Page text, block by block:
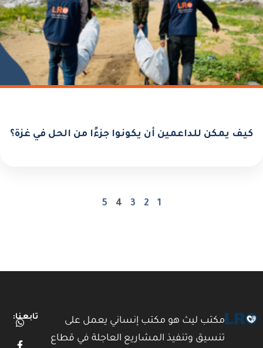
كيف يمكن للداعمين أن يكونوا جزءًا من الحل في غزة؟
1
2
3
4
5
مكتب ليث هو مكتب إنساني يعمل على
تنسيق وتنفيذ المشاريع العاجلة في قطاع
تابعنا: